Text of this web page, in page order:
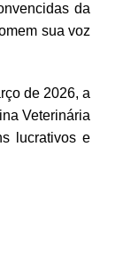
da
sua voz
de 2026, a
Veterinária
lucrativos e